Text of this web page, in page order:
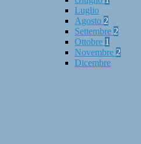
Luglio
Agosto 2
Settembre 2
Ottobre 1
Novembre 2
Dicembre